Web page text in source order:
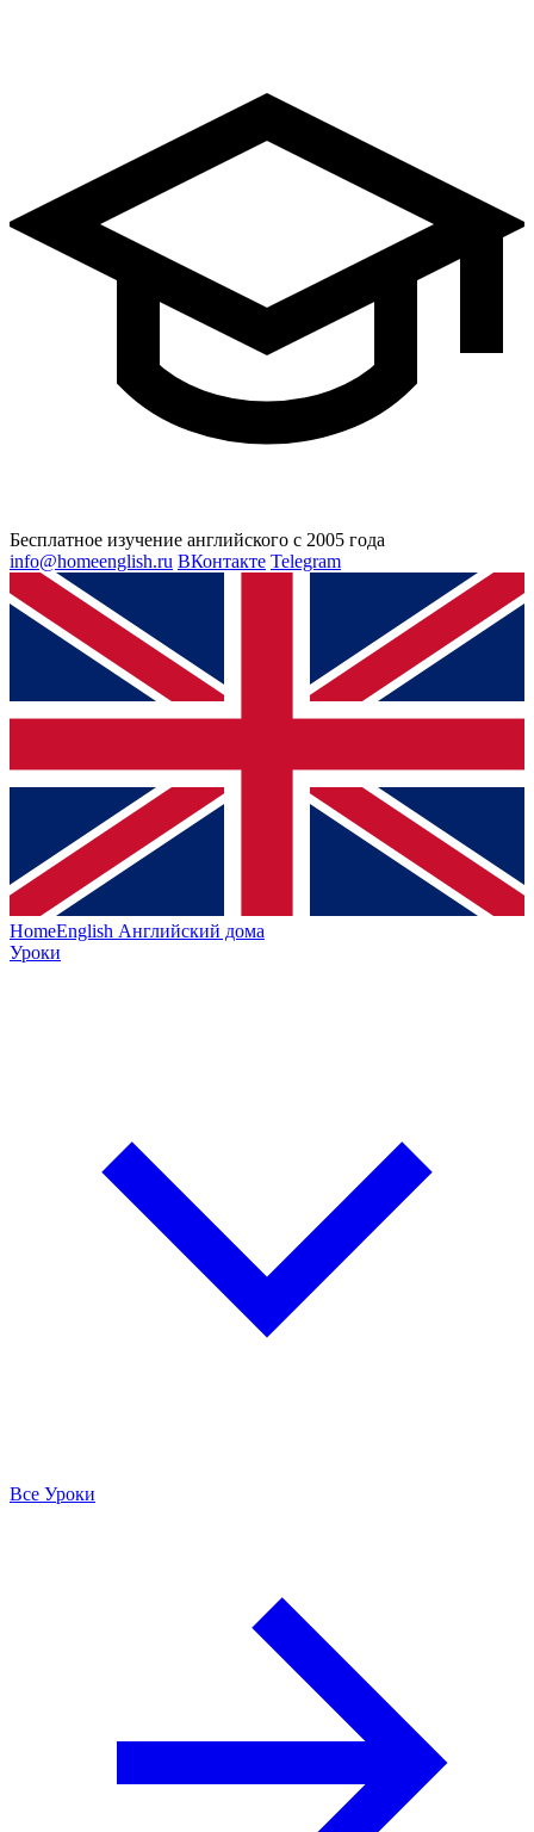
Бесплатное изучение английского с 2005 года
info@homeenglish.ru ВКонтакте Telegram
HomeEnglish Английский дома
Уроки
Все Уроки